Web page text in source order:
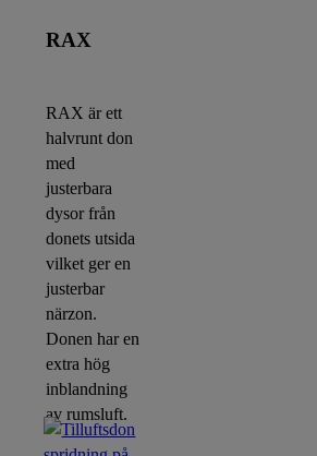
RAX
RAX är ett
halvrunt don
med
justerbara
dysor från
donets utsida
vilket ger en
justerbar
närzon.
Donen har en
extra hög
inblandning
av rumsluft.